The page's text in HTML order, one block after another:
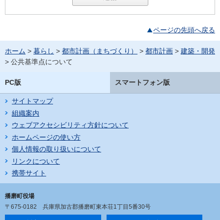
ページの先頭へ戻る
ホーム > 暮らし > 都市計画（まちづくり） > 都市計画 > 建築・開発
> 公共基準点について
PC版 スマートフォン版
サイトマップ
組織案内
ウェブアクセシビリティ方針について
ホームページの使い方
個人情報の取り扱いについて
リンクについて
携帯サイト
播磨町役場
〒675-0182 兵庫県加古郡播磨町東本荘1丁目5番30号